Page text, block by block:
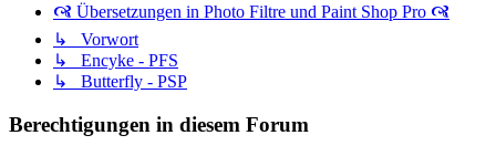
🙧 Übersetzungen in Photo Filtre und Paint Shop Pro 🙧
↳ Vorwort
↳ Encyke - PFS
↳ Butterfly - PSP
Berechtigungen in diesem Forum